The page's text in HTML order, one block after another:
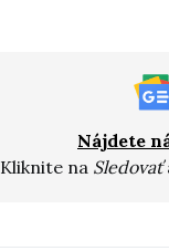
Nájdete
Kliknite na Sledovať